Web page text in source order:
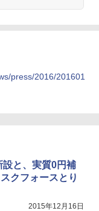
press/2016/201601
と、実質0円補
クフォースとり
2015年12月16日